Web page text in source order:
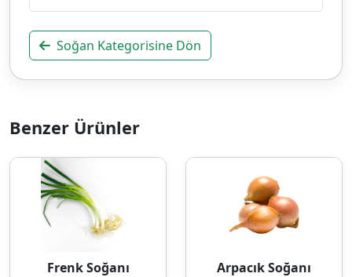
Soğan Kategorisine Dön
Benzer Ürünler
Frenk Soğanı Arpacık Soğanı